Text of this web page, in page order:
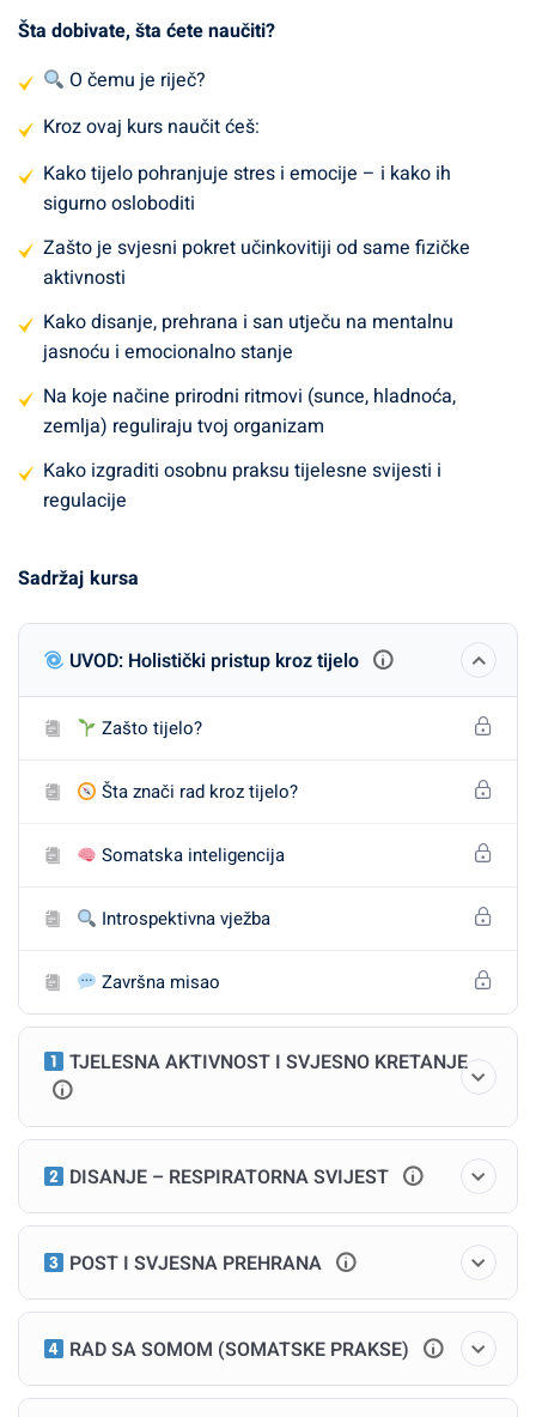
Ovaj edukativni program vodi vas kroz moćan proces
samorazvoja temeljen na tijelu. Kroz osam pažljivo
strukturiranih modula, upoznat ćete se s najvažnijim
zdravlje, već duboko utječu na
psihološku otpornost i energetsku jasnoću .
Program se temelji na znanstveno potvrđenim metodama
i drevnim praksama koje reguliraju živčani sustav,
oslobađaju kroničnu napetost i razvijaju tjelesnu
prisutnost – temelj istinske unutarnje stabilnosti.
O čemu je riječ?
Kakotijelo pohranjuje stres i emocije
Zašto je svjesni pokret učinkovitiji od same fizičke
aktivnosti
Kakodisanje, prehrana i san utječu na mentalnu
jasnoću i emocionalno stanje
zemlja) reguliraju tvoj organizam
Kako izgraditi osobnu praksu
regulacije
Najvažnije stavke kursa:
Modul 1: Uvod u somatski pristup
Što znači biti “prisutan u tijelu”?
Bottom-up vs. top-down metode
Modul 2: Tjelesna aktivnost i
svjesni pokret
Joga, funkcionalni trening, intuitivni ples
Šta dobivate, šta ćete naučiti?
O čemu je riječ?
Kroz ovaj kurs naučit ćeš:
Kako tijelo pohranjuje stres i emocije – i kako ih
sigurno osloboditi
Zašto je svjesni pokret učinkovitiji od same fizičke
aktivnosti
Kako disanje, prehrana i san utječu na mentalnu
jasnoću i emocionalno stanje
Na koje načine prirodni ritmovi (sunce, hladnoća,
zemlja) reguliraju tvoj organizam
Kako izgraditi osobnu praksu tijelesne svijesti i
regulacije
Sadržaj kursa
UVOD: Holistički pristup kroz tijelo
Zašto tijelo?
Šta znači rad kroz tijelo?
Somatska inteligencija
Introspektivna vježba
Završna misao
TJELESNA AKTIVNOST I SVJESNO KRETANJE
DISANJE – RESPIRATORNA SVIJEST
POST I SVJESNA PREHRANA
RAD SA SOMOM (SOMATSKE PRAKSE)